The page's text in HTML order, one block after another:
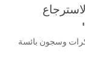
وسجون بائسة